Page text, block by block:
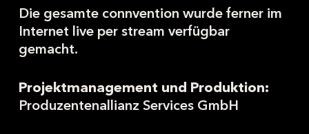
Die gesamte connvention wurde ferner im
Internet live per stream verfügbar
gemacht.
Projektmanagement und Produktion:
Produzentenallianz Services GmbH